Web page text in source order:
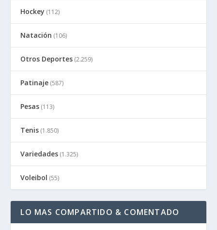
Hockey (112)
Natación (106)
Otros Deportes (2.259)
Patinaje (587)
Pesas (113)
Tenis (1.850)
Variedades (1.325)
Voleibol (55)
LO MAS COMPARTIDO & COMENTADO